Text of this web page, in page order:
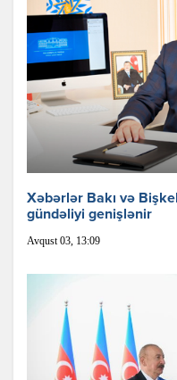
Xəbərlər Bakı və
gündəliyi genişlənir
Avqust 03, 13:09